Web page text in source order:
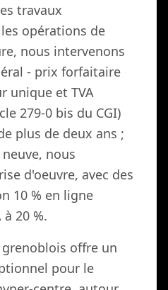
travaux
opérations de
nous intervenons
- prix forfaitaire
unique et TVA
279-0 bis du CGI)
plus de deux ans ;
nous
d'oeuvre, avec des
10 % en ligne
20 %.
offre un
pour le